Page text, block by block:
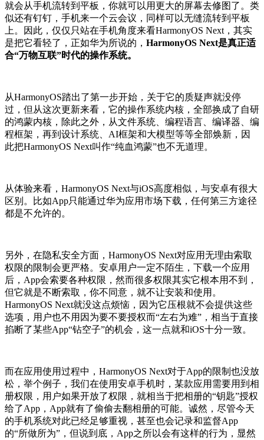
就会从手机流转到平板，你就可以用更大的屏幕去修图了。类
似还有钉钉，手机来一个云会议，同样可以无缝流转到平板
上。因此，仅仅只站在手机角度来看HarmonyOS Next，其实
是把它看轻了，正如华为所说的， HarmonyOS Next是真正适
合“万物互联”时代的操作系统。
从HarmonyOS踏出了第一步开始，关于它的质疑声就没停
过，但从这次更新来看，它的操作系统内核，全部换成了自研
的鸿蒙内核，除此之外，从文件系统、编程语言、编译器、编
程框架，再到设计系统、AI框架和大模型等等全部焕新，因
此把HarmonyOS Next叫作“纯血鸿蒙”也不无道理。
从体验来看，HarmonyOS Next与iOS高度相似，与安卓有很大
区别。比如App只能通过华为应用市场下载，任何第三方途径
都是不允许的。
另外，在隐私安全方面，HarmonyOS Next对应用无理由索取
权限的限制会更严格。安卓用户一定不陌生，下载一个应用
后，App会索要各种权限，然而很多权限其实它根本用不到，
但它就是不断索取，你不同意，就不让安装和使用。
HarmonyOS Next就没这点烦恼，因为它压根就不会提供这些
选项，用户也不用因为要不要授权而“左右为难”，相当于直接
掐断了某些App“钻空子”的机会，这一点就和iOS十分一致。
而在应用使用过程中，HarmonyOS Next对于App的限制也没放
松，举个例子，我们在使用安卓手机时，某款应用需要用到相
册权限，用户如果开放了权限，就相当于把相册的“钥匙”授权
给了App，App就有了偷偷去翻相册的可能。诚然，尽管今天
的手机系统对此已经足够重视，甚至也会记录和监督App
的“所做所为”，但说到底，App之所以会有这样的行为，显然